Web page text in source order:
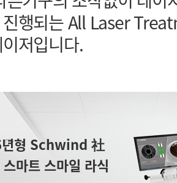
저입니다.
형 Schwind 社
마트 스마일 라식